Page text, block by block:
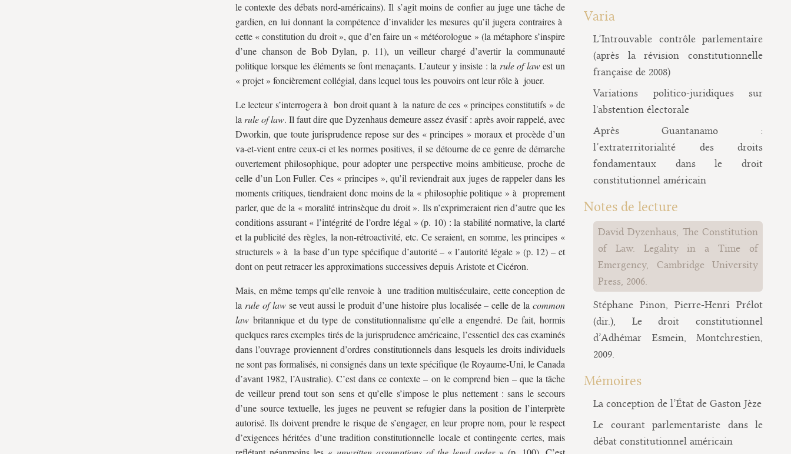
le contexte des débats nord-américains). Il s’agit moins de confier au juge une tâche de
gardien, en lui donnant la compétence d’invalider les mesures qu’il jugera contraires à
cette « constitution du droit », que d’en faire un « météorologue » (la métaphore s’inspire
d’une chanson de Bob Dylan, p. 11), un veilleur chargé d’avertir la communauté
politique lorsque les éléments se font menaçants. L’auteur y insiste : la rule of lawest un
« projet » foncièrement collégial, dans lequel tous les pouvoirs ont leur rôle à jouer.
Le lecteur s’interrogera à bon droit quant à la nature de ces « principes constitutifs » de
la rule of law. Il faut dire que Dyzenhaus demeure assez évasif : après avoir rappelé, avec
Dworkin, que toute jurisprudence repose sur des « principes » moraux et procède d’un
va-et-vient entre ceux-ci et les normes positives, il se détourne de ce genre de démarche
ouvertement philosophique, pour adopter une perspective moins ambitieuse, proche de
celle d’un Lon Fuller. Ces « principes », qu’il reviendrait aux juges de rappeler dans les
moments critiques, tiendraient donc moins de la « philosophie politique » à proprement
parler, que de la « moralité intrinsèque du droit ». Ils n’exprimeraient rien d’autre que les
conditions assurant « l’intégrité de l’ordre légal » (p. 10) : la stabilité normative, la clarté
et la publicité des règles, la non-rétroactivité, etc. Ce seraient, en somme, les principes «
structurels » à la base d’un type spécifique d’autorité – « l’autorité légale » (p. 12) – et
dont on peut retracer les approximations successives depuis Aristote et Cicéron.
Mais, en même temps qu’elle renvoie à une tradition multiséculaire, cette conception de
la rule of lawse veut aussi le produit d’une histoire plus localisée – celle de lacommon
law britannique et du type de constitutionnalisme qu’elle a engendré. De fait, hormis
quelques rares exemples tirés de la jurisprudence américaine, l’essentiel des cas examinés
dans l’ouvrage proviennent d’ordres constitutionnels dans lesquels les droits individuels
ne sont pas formalisés, ni consignés dans un texte spécifique (le Royaume-Uni, le Canada
d’avant 1982, l’Australie). C’est dans ce contexte – on le comprend bien – que la tâche
de veilleur prend tout son sens et qu’elle s’impose le plus nettement : sans le secours
d’une source textuelle, les juges ne peuvent se refugier dans la position de l’interprète
autorisé. Ils doivent prendre le risque de s’engager, en leur propre nom, pour le respect
d’exigences héritées d’une tradition constitutionnelle locale et contingente certes, mais
Varia
L’Introuvable contrôle parlementaire
(après la révision constitutionnelle
française de 2008)
Variations politico-juridiques sur
l'abstention électorale
Après Guantanamo :
l’extraterritorialité des droits
fondamentaux dans le droit
constitutionnel américain
Notes de lecture
David Dyzenhaus, The Constitution
of Law. Legality in a Time of
Emergency, Cambridge University
Press, 2006.
Stéphane Pinon, Pierre-Henri Prélot
(dir.), Le droit constitutionnel
d’Adhémar Esmein, Montchrestien,
2009.
Mémoires
La conception de l’État de Gaston Jèze
Le courant parlementariste dans le
débat constitutionnel américain